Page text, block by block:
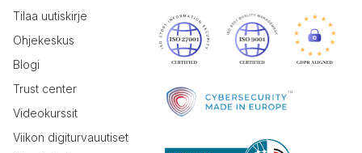
Tilaa uutiskirje
Ohjekeskus
Blogi
Trust center
Videokurssit
Viikon digiturvauutiset